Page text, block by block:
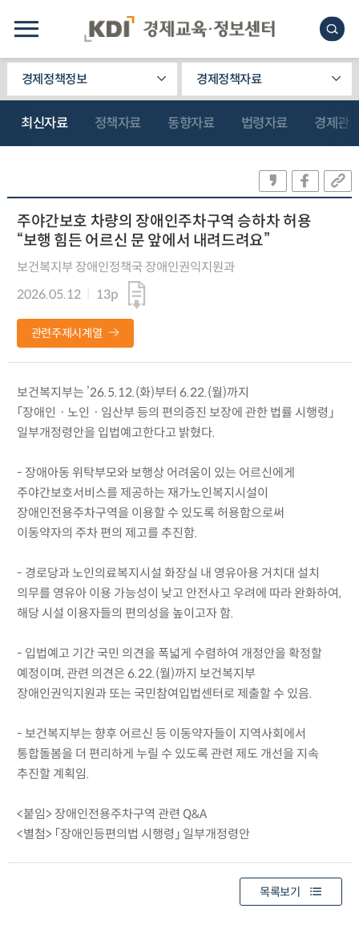
경제정책정보 경제정책자료
최신자료 정책자료 동향자료 법령자료 경제관
주야간보호 차량의 장애인주차구역 승하차 허용
“보행 힘든 어르신 문 앞에서 내려드려요”
보건복지부 장애인정책국 장애인권익지원과
2026.05.12
13p
관련주제시계열
보건복지부는 ’26.5.12.(화)부터 6.22.(월)까지
「장애인ㆍ노인ㆍ임산부 등의 편의증진 보장에 관한 법률 시행령」
일부개정령안을 입법예고한다고 밝혔다.
- 장애아동 위탁부모와 보행상 어려움이 있는 어르신에게
주야간보호서비스를 제공하는 재가노인복지시설이
장애인전용주차구역을 이용할 수 있도록 허용함으로써
이동약자의 주차 편의 제고를 추진함.
- 경로당과 노인의료복지시설 화장실 내 영유아용 거치대 설치
의무를 영유아 이용 가능성이 낮고 안전사고 우려에 따라 완화하여,
해당 시설 이용자들의 편의성을 높이고자 함.
- 입법예고 기간 국민 의견을 폭넓게 수렴하여 개정안을 확정할
예정이며, 관련 의견은 6.22.(월)까지 보건복지부
장애인권익지원과 또는 국민참여입법센터로 제출할 수 있음.
- 보건복지부는 향후 어르신 등 이동약자들이 지역사회에서
통합돌봄을 더 편리하게 누릴 수 있도록 관련 제도 개선을 지속
추진할 계획임.
<붙임> 장애인전용주차구역 관련 Q&A
<별첨> 「장애인등편의법 시행령」 일부개정령안
목록보기